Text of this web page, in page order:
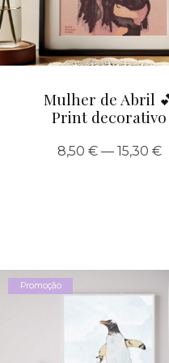
Mulher de Abril
Print decorativo
8,50 € — 15,30 €
Promoção